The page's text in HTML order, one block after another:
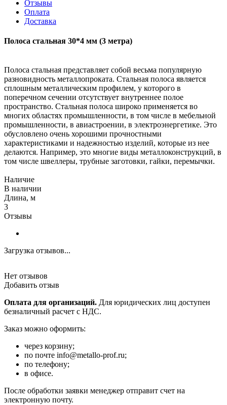
Отзывы
Оплата
Доставка
Полоса стальная 30*4 мм (3 метра)
Полоса стальная представляет собой весьма популярную
разновидность металлопроката. Стальная полоса является
сплошным металлическим профилем, у которого в
поперечном сечении отсутствует внутреннее полое
пространство. Стальная полоса широко применяется во
многих областях промышленности, в том числе в мебельной
промышленности, в авиастроении, в электроэнергетике. Это
обусловлено очень хорошими прочностными
характеристиками и надежностью изделий, которые из нее
делаются. Например, это многие виды металлоконструкций, в
том числе швеллеры, трубные заготовки, гайки, перемычки.
Наличие
В наличии
Длина, м
3
Отзывы
Загрузка отзывов...
Нет отзывов
Добавить отзыв
Оплата для организаций. Для юридических лиц доступен
безналичный расчет с НДС.
Заказ можно оформить:
через корзину;
по почте info@metallo-prof.ru;
по телефону;
в офисе.
После обработки заявки менеджер отправит счет на
электронную почту.